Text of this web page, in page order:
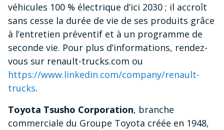
véhicules 100 % électrique d’ici 2030 ; il accroît
sans cesse la durée de vie de ses produits grâce
à l’entretien préventif et à un programme de
seconde vie. Pour plus d’informations, rendez-
vous sur renault-trucks.com ou
https://www.linkedin.com/company/renault-
trucks.
Toyota Tsusho Corporation, branche
commerciale du Groupe Toyota créée en 1948,